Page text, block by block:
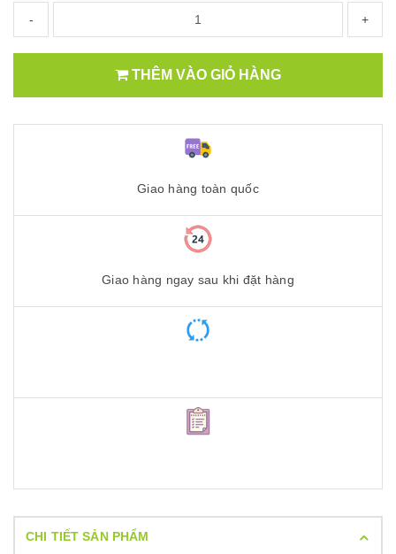
- +
THÊM VÀO GIỎ HÀNG
Giao hàng toàn quốc
Giao hàng ngay sau khi đặt hàng
CHI TIẾT SẢN PHẨM